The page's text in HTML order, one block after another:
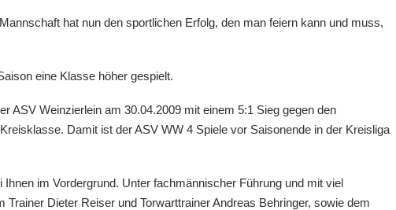
hat nun den sportlichen Erfolg, den man feiern kann und muss,
eine Klasse höher gespielt.
ASV Weinzierlein am 30.04.2009 mit einem 5:1 Sieg gegen den
Damit ist der ASV WW 4 Spiele vor Saisonende in der Kreisliga
im Vordergrund. Unter fachmännischer Führung und mit viel
Dieter Reiser und Torwarttrainer Andreas Behringer, sowie dem